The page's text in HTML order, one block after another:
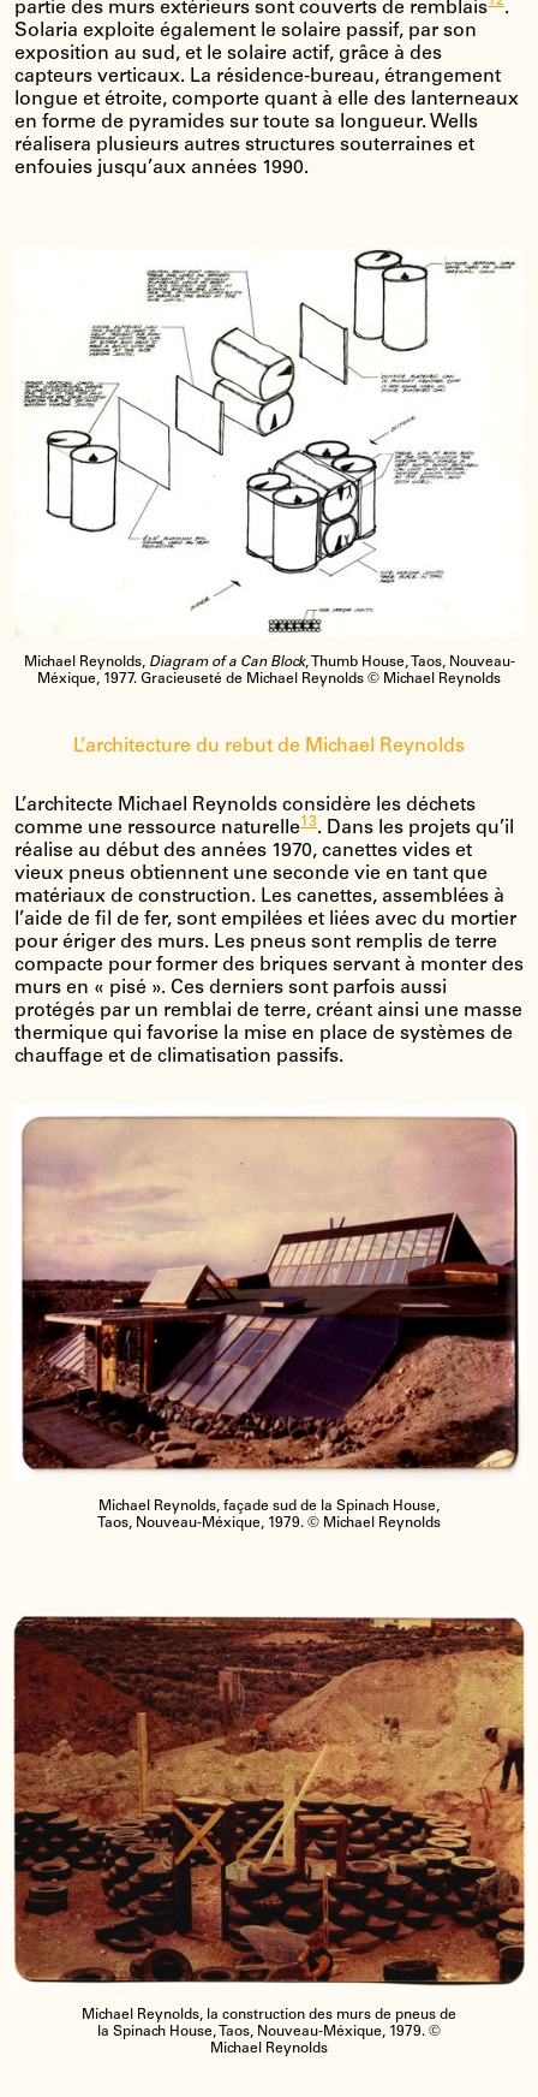
partie des murs extérieurs sont couverts de remblais
.
Solaria exploite également le solaire passif, par son
exposition au sud, et le solaire actif, grâce à des
capteurs verticaux. La résidence-bureau, étrangement
longue et étroite, comporte quant à elle des lanterneaux
en forme de pyramides sur toute sa longueur. Wells
réalisera plusieurs autres structures souterraines et
enfouies jusqu’aux années 1990.
Michael Reynolds, Diagram of a Can Block, Thumb House, Taos, Nouveau-
Méxique, 1977. Gracieuseté de Michael Reynolds © Michael Reynolds
L’architecture du rebut de Michael Reynolds
L’architecte Michael Reynolds considère les déchets
comme une ressource naturelle13. Dans les projets qu’il
réalise au début des années 1970, canettes vides et
vieux pneus obtiennent une seconde vie en tant que
matériaux de construction. Les canettes, assemblées à
l’aide de fil de fer, sont empilées et liées avec du mortier
pour ériger des murs. Les pneus sont remplis de terre
compacte pour former des briques servant à monter des
murs en « pisé ». Ces derniers sont parfois aussi
protégés par un remblai de terre, créant ainsi une masse
thermique qui favorise la mise en place de systèmes de
chauffage et de climatisation passifs.
Michael Reynolds, façade sud de la Spinach House,
Taos, Nouveau-Méxique, 1979. © Michael Reynolds
Michael Reynolds, la construction des murs de pneus de
la Spinach House, Taos, Nouveau-Méxique, 1979. ©
Michael Reynolds